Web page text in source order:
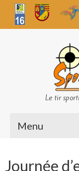
Le tir
Menu
Journée